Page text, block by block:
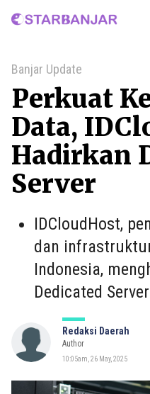
Home
Banjar Update
Perkuat
Data,
Hadirkan
Server
IDCloudHost,
dan
Indonesia,
Dedicated
Redaksi Daerah
Author
10:05am, 26 May, 2025